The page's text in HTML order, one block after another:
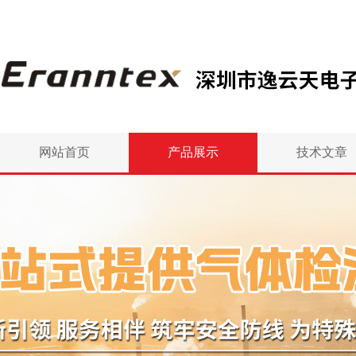
网站首页 产品展示 技术文章